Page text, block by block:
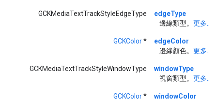
GCKMediaTextTrackStyleEdgeType
edgeType
邊緣類型。 更多...
GCKColor*
edgeColor
邊緣顏色。 更多...
GCKMediaTextTrackStyleWindowType
windowType
視窗類型。 更多...
GCKColor*
windowColor